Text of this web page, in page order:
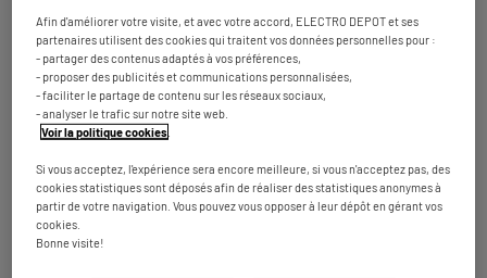
km
44115 Basse-Goulaine
Fermé actuellement
Numéro Plus d'infos
2
31.02
km
ELECTRO DEPOT LA ROCHE SUR
YON
Afin d'améliorer votre visite, et avec votre accord, ELECTRO DEPOT et ses
partenaires utilisent des cookies qui traitent vos données personnelles pour :
- partager des contenus adaptés à vos préférences,
- proposer des publicités et communications personnalisées,
- faciliter le partage de contenu sur les réseaux sociaux,
- analyser le trafic sur notre site web.
Voir la politique cookies
Si vous acceptez, l'expérience sera encore meilleure, si vous n'acceptez pas, des
cookies statistiques sont déposés afin de réaliser des statistiques anonymes à
partir de votre navigation. Vous pouvez vous opposer à leur dépôt en gérant vos
cookies.
Bonne visite!